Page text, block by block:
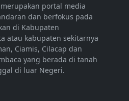
portal media
dan berfokus pada
di Kabupaten
atau kabupaten sekitarnya
Ciamis, Cilacap dan
yang berada di tanah
di luar Negeri.